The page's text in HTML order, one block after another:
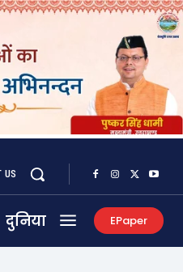
US
दुनिया EPaper